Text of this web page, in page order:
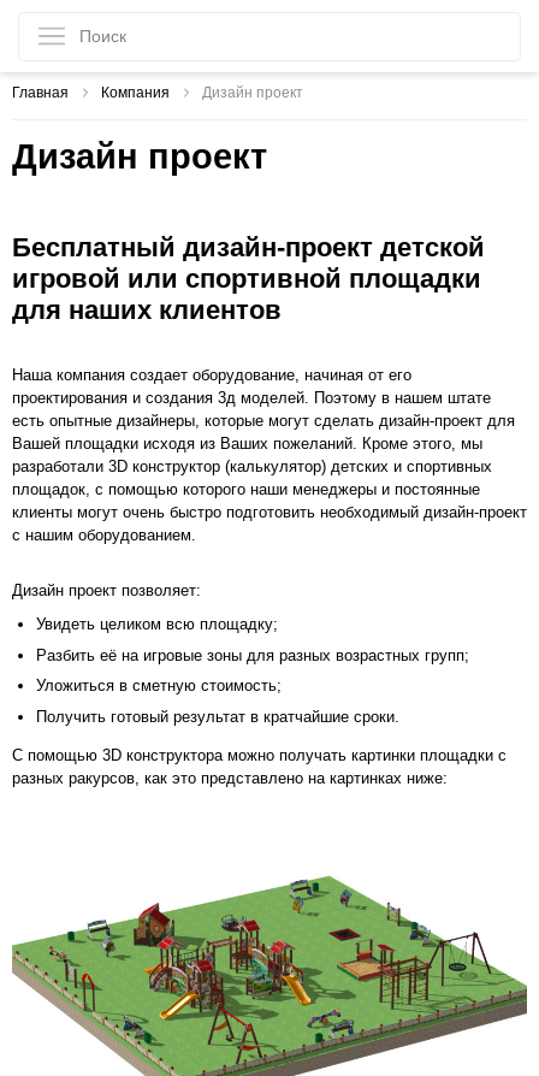
Главная Компания Дизайн проект
Дизайн проект
Бесплатный дизайн-проект детской
игровой или спортивной площадки
для наших клиентов
Наша компания создает оборудование, начиная от его
проектирования и создания 3д моделей. Поэтому в нашем штате
есть опытные дизайнеры, которые могут сделать дизайн-проект для
Вашей площадки исходя из Ваших пожеланий. Кроме этого, мы
разработали 3D конструктор (калькулятор) детских и спортивных
площадок, с помощью которого наши менеджеры и постоянные
клиенты могут очень быстро подготовить необходимый дизайн-проект
с нашим оборудованием.
Дизайн проект позволяет:
Увидеть целиком всю площадку;
Разбить её на игровые зоны для разных возрастных групп;
Уложиться в сметную стоимость;
Получить готовый результат в кратчайшие сроки.
С помощью 3D конструктора можно получать картинки площадки с
разных ракурсов, как это представлено на картинках ниже: